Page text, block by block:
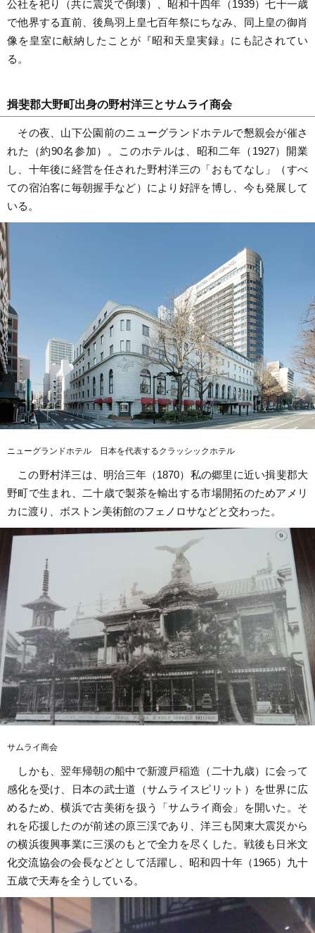
公社を祀り（共に震災で倒壊）、昭和十四年（1939）七十一歳
で他界する直前、後鳥羽上皇七百年祭にちなみ、同上皇の御肖
像を皇室に献納したことが『昭和天皇実録』にも記されてい
る。
揖斐郡大野町出身の野村洋三とサムライ商会
その夜、山下公園前のニューグランドホテルで懇親会が催さ
れた（約90名参加）。このホテルは、昭和二年（1927）開業
し、十年後に経営を任された野村洋三の「おもてなし」（すべ
ての宿泊客に毎朝握手など）により好評を博し、今も発展して
いる。
ニューグランドホテル 日本を代表するクラッシックホテル
この野村洋三は、明治三年（1870）私の郷里に近い揖斐郡大
野町で生まれ、二十歳で製茶を輸出する市場開拓のためアメリ
カに渡り、ボストン美術館のフェノロサなどと交わった。
サムライ商会
しかも、翌年帰朝の船中で新渡戸稲造（二十九歳）に会って
感化を受け、日本の武士道（サムライスピリット）を世界に広
めるため、横浜で古美術を扱う「サムライ商会」を開いた。そ
れを応援したのが前述の原三渓であり、洋三も関東大震災から
の横浜復興事業に三溪のもとで全力を尽くした。戦後も日米文
化交流協会の会長などとして活躍し、昭和四十年（1965）九十
五歳で天寿を全うしている。